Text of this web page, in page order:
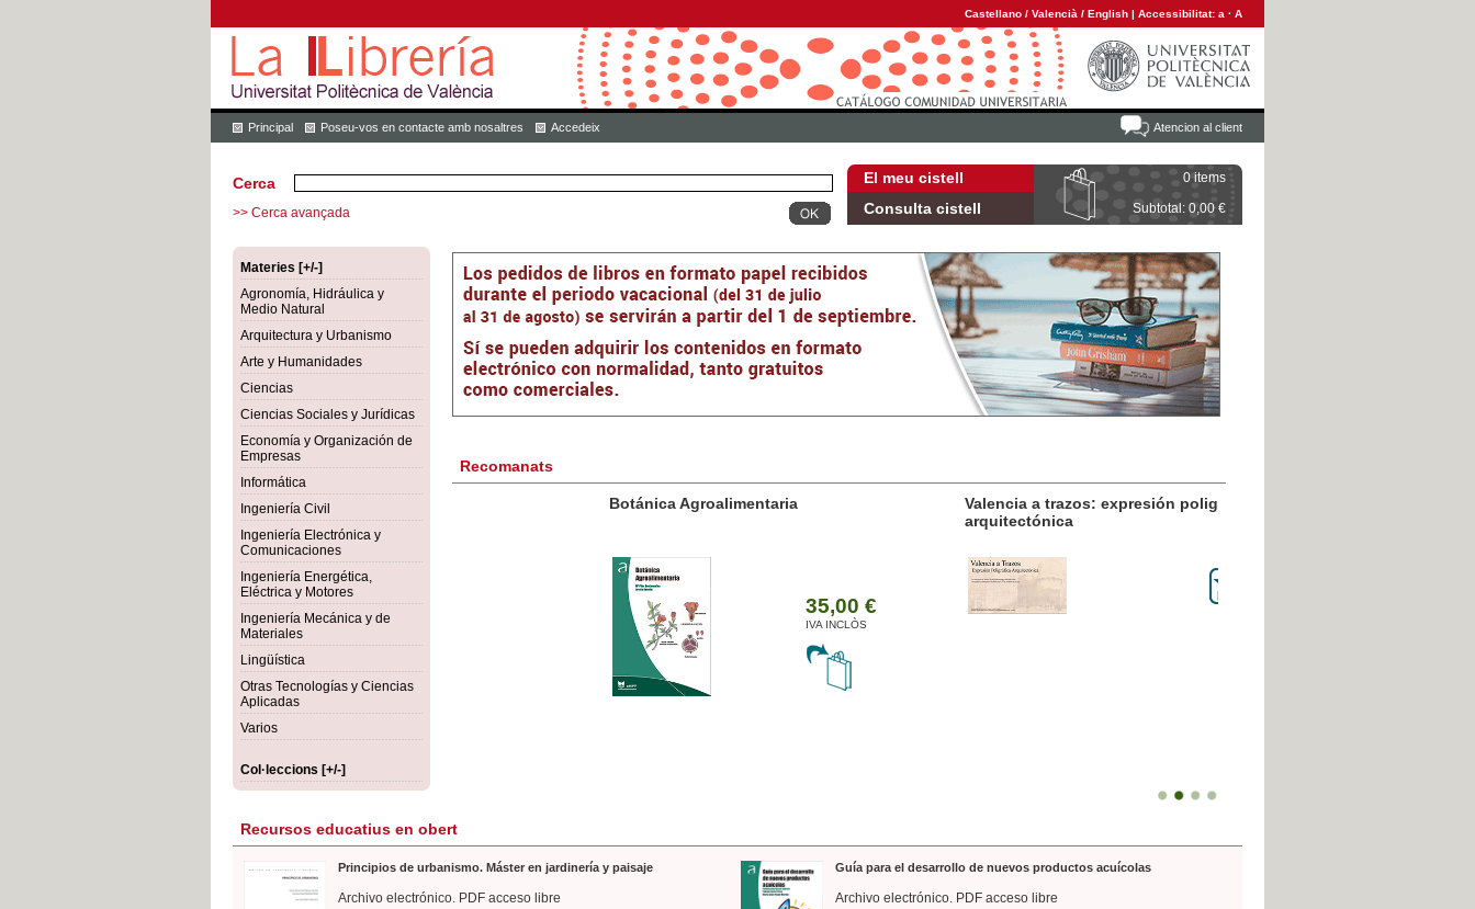
Castellano / Valencià / English | Accessibilitat: a · A
Atencion al client
Principal Poseu-vos en contacte amb nosaltres Accedeix
El meu cistell 0 items
Consulta cistell Subtotal: 0,00 €
Cerca
>> Cerca avançada
Materies [+/-]
Agronomía, Hidráulica y
Medio Natural
Arquitectura y Urbanismo
Arte y Humanidades
Ciencias
Ciencias Sociales y Jurídicas
Economía y Organización de
Empresas
Informática
Ingeniería Civil
Ingeniería Electrónica y
Comunicaciones
Ingeniería Energética,
Eléctrica y Motores
Ingeniería Mecánica y de
Materiales
Lingüística
Otras Tecnologías y Ciencias
Aplicadas
Varios
Col·leccions [+/-]
Recomanats
Botánica Agroalimentaria
35,00 €
IVA INCLÒS
Valencia a trazos: expresión poligráfica
Recursos educatius en obert
Principios de urbanismo. Máster en jardinería y paisaje
Archivo electrónico. PDF acceso libre
Guía para el desarrollo de nuevos productos acuícolas
Archivo electrónico. PDF acceso libre